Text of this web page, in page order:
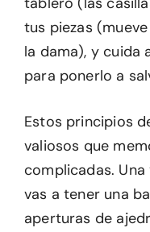
tus piezas
la dama), y cuida
para ponerlo a
Estos principios
valiosos que
complicadas.
vas a tener una
aperturas de